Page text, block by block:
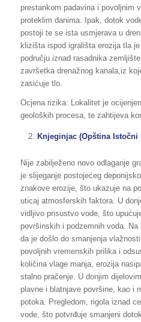
prestankom padavina i povoljnim
proteklim danima. Ipak, dotok
postoji te se ista usmjerava u
klizišta ispod igrališta erozija tla
području iznad rasadnika
završetka drenažnog kanala,iz
zasićuje tlo.
Ocjena rizika: Lokalitet je
geoloških procesa, te zahtijeva
Knjeginjac (Opština Istočni
Nije zabilježeno novo odlaganje
je slijeganje postojećeg
znakove erozije, što ukazuje na
uticaj atmosferskih faktora. U
vidljivo prisustvo vode, što
površinskih i podzemnih voda.
da je došlo do smanjenja
povoljnih vremenskih prilika i
količina vlage manja, erozija
stalno pračenje. U donjim
plavne i blatnjave površine, kao i
potoka. Pregledom, rigola iznad
vode, što potvrđuje smanjeni